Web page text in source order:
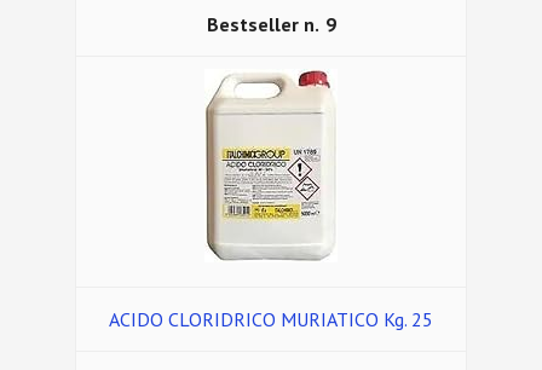
9
ACIDO CLORIDRICO MURIATICO Kg. 25